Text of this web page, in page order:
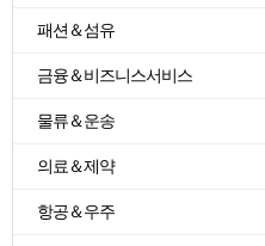
패션＆섬유
금융＆비즈니스서비스
물류＆운송
의료＆제약
항공＆우주